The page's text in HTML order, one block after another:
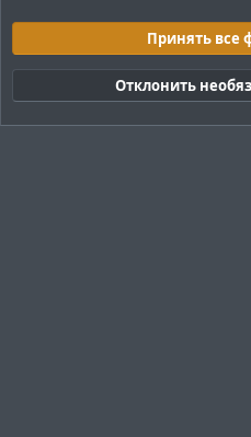
Cookies Тёмная (2020)
Обратная связь
Условия и
Политика конфиденциальности
Принять все
Отклонить